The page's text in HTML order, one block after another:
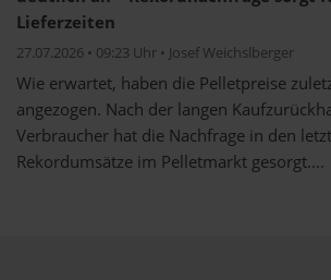
Lieferzeiten
27.07.2026 • 09:23 Uhr • Josef Weichslberger
Wie erwartet, haben die Pelletpreise
angezogen. Nach der langen
Verbraucher hat die Nachfrage in den
Rekordumsätze im Pelletmarkt gesorgt....